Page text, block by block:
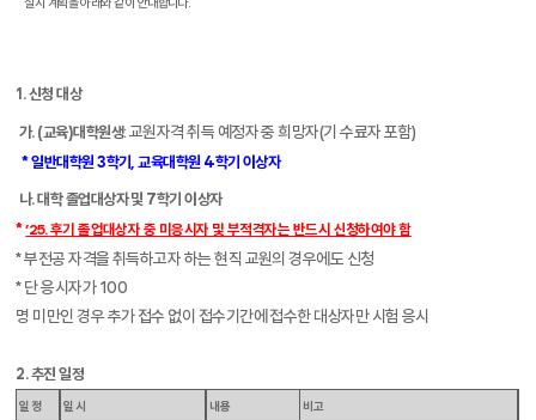
1.신청 대상
가. (교육)대학원생:교원자격 취득 예정자 중 희망자(기 수료자 포함)
*일반대학원3학기 교육대학원 4학기 이상자
나.대학 졸업대상자 및 7학기 이상자
*’25.후기 졸업대상자 중 미응시자 및 부적격자는 반드시 신청하여야 함
*부전공 자격을 취득하고자 하는 현직 교원의 경우에도 신청
*단 응시자가100
명 미만인 경우 추가 접수 없이 접수기간에 접수한 대상자만 시험 응시
2.추진 일정
일 정 일 시 내용 비고